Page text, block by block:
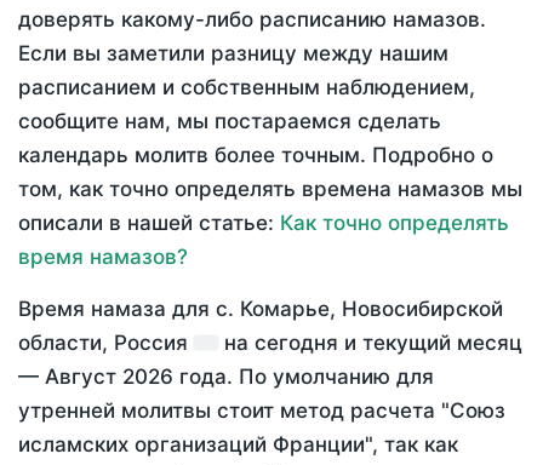
доверять какому-либо расписанию намазов.
Если вы заметили разницу между нашим
расписанием и собственным наблюдением,
сообщите нам, мы постараемся сделать
календарь молитв более точным. Подробно о
том, как точно определять времена намазов мы
описали в нашей статье: Как точно определять
время намазов?
Время намаза для с. Комарье, Новосибирской
области, Россия
на сегодня и текущий месяц
— Август 2026 года. По умолчанию для
утренней молитвы стоит метод расчета "Союз
исламских организаций Франции", так как